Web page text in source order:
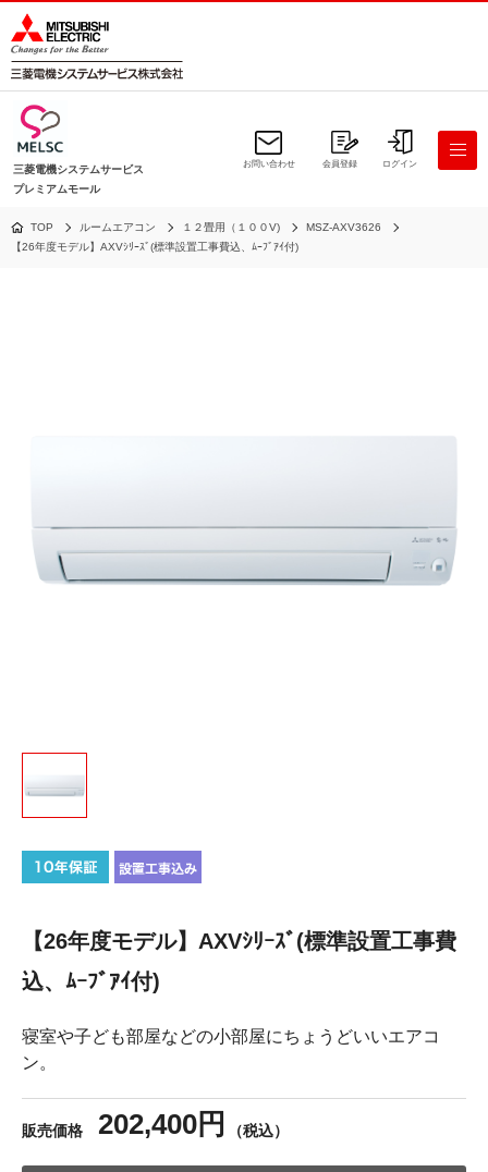
三菱電機システムサービス
プレミアムモール
お問い合わせ 会員登録 ログイン
TOP ルームエアコン １２畳用（１００V)
MSZ-AXV3626
【26年度モデル】AXVｼﾘｰｽﾞ(標準設置工事費込、ﾑｰﾌﾞｱｲ付)
【26年度モデル】AXVｼﾘｰｽﾞ(標準設置工事費
込、ﾑｰﾌﾞｱｲ付)
寝室や子ども部屋などの小部屋にちょうどいいエアコ
ン。
販売価格 202,400円 （税込）